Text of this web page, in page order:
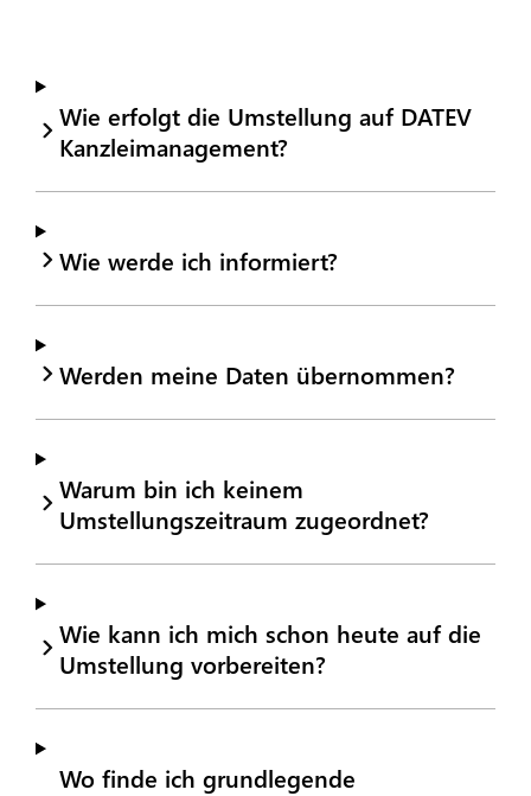
Wie erfolgt die Umstellung auf DATEV
Kanzleimanagement?
Wie werde ich informiert?
Werden meine Daten übernommen?
Warum bin ich keinem
Umstellungszeitraum zugeordnet?
Wie kann ich mich schon heute auf die
Umstellung vorbereiten?
Wo finde ich grundlegende